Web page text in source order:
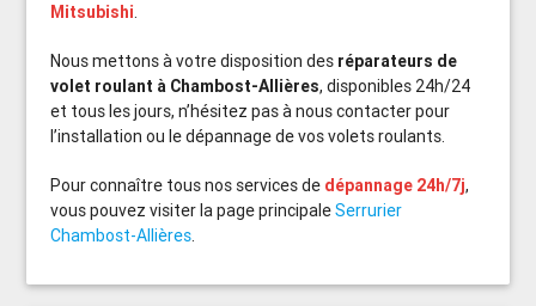
Mitsubishi.
Nous mettons à votre disposition des réparateurs de
volet roulant à Chambost-Allières, disponibles 24h/24
et tous les jours, n’hésitez pas à nous contacter pour
l’installation ou le dépannage de vos volets roulants.
Pour connaître tous nos services de dépannage 24h/7j,
vous pouvez visiter la page principaleSerrurier
Chambost-Allières.